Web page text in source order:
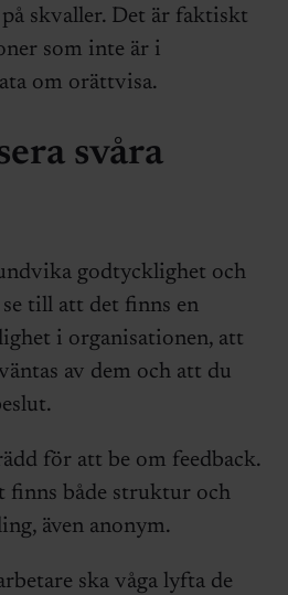
skvaller. Det är faktiskt
som inte är i
om orättvisa.
svåra
godtycklighet och
till att det finns en
i organisationen, att
av dem och att du
för att be om feedback.
finns både struktur och
även anonym.
ska våga lyfta de